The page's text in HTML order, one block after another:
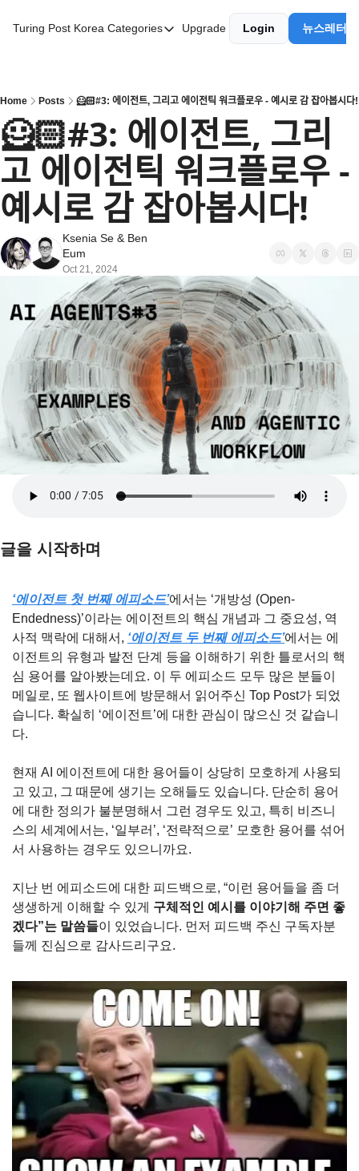
Turing Post Korea Categories
Categories
AI 에이전트
AI 101
AI Infra Unicorns
Community Twist
"Froth on the Daydream"
Global AI Affairs
Interviews with Innovators
Twitter Library
Upgrade Login 뉴스레터
Home Posts 🦸🏻#3: 에이전트, 그리고 에이전틱 워크플로우 - 예시로 감 잡아봅시다!
🦸🏻#3: 에이전트, 그리
고 에이전틱 워크플로우 -
예시로 감 잡아봅시다!
Ksenia Se & Ben
Eum
Oct 21, 2024
글을 시작하며
‘에이전트 첫 번째 에피소드’에서는 ‘개방성 (Open-
Endedness)’이라는 에이전트의 핵심 개념과 그 중요성, 역
사적 맥락에 대해서, ‘에이전트 두 번째 에피소드’에서는 에
이전트의 유형과 발전 단계 등을 이해하기 위한 틀로서의 핵
심 용어를 알아봤는데요. 이 두 에피소드 모두 많은 분들이
메일로, 또 웹사이트에 방문해서 읽어주신 Top Post가 되었
습니다. 확실히 ‘에이전트’에 대한 관심이 많으신 것 같습니
다.
현재 AI 에이전트에 대한 용어들이 상당히 모호하게 사용되
고 있고, 그 때문에 생기는 오해들도 있습니다. 단순히 용어
에 대한 정의가 불분명해서 그런 경우도 있고, 특히 비즈니
스의 세계에서는, ‘일부러’, ‘전략적으로’ 모호한 용어를 섞어
서 사용하는 경우도 있으니까요.
지난 번 에피소드에 대한 피드백으로, “이런 용어들을 좀 더
생생하게 이해할 수 있게 구체적인 예시를 이야기해 주면 좋
겠다”는 말씀들이 있었습니다. 먼저 피드백 주신 구독자분
들께 진심으로 감사드리구요.